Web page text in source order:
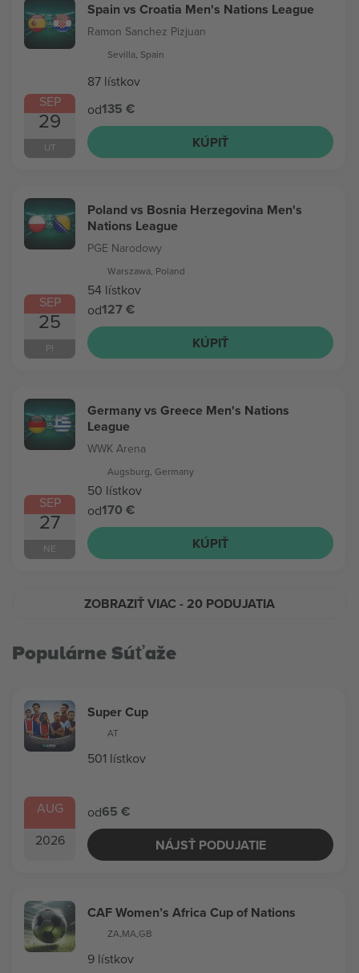
SEP
29
UT
Spain vs Croatia Men's Nations League
Ramon Sanchez Pizjuan
Sevilla, Spain
87 lístkov
od135 €
KÚPIŤ
SEP
25
PI
Poland vs Bosnia Herzegovina Men's
Nations League
PGE Narodowy
Warszawa, Poland
54 lístkov
od127 €
KÚPIŤ
SEP
27
NE
Germany vs Greece Men's Nations
League
WWK Arena
Augsburg, Germany
50 lístkov
od170 €
KÚPIŤ
ZOBRAZIŤ VIAC- 20 PODUJATIA
Populárne Súťaže
AUG
2026
Super Cup
AT
501 lístkov
od65 €
NÁJSŤ PODUJATIE
CAF Women’s Africa Cup of Nations
ZA,MA,GB
9 lístkov